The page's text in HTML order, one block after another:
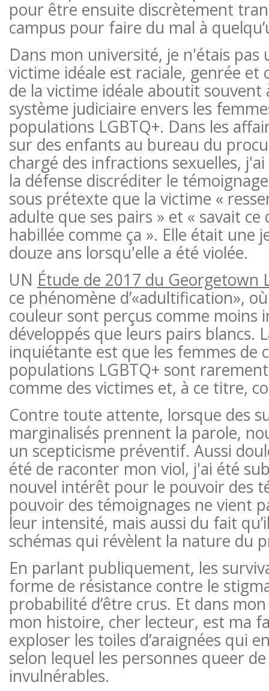
pour être ensuite discrètement
campus pour faire du mal à
Dans mon université, je n'étais pas
victime idéale est raciale, genrée et
de la victime idéale aboutit souvent
système judiciaire envers les
populations LGBTQ+. Dans les
sur des enfants au bureau du
chargé des infractions sexuelles,
la défense discréditer le
sous prétexte que la victime «
adulte que ses pairs » et « savait
habillée comme ça ». Elle était une
douze ans lorsqu'elle a été violée.
UN Étude de 2017 du Georgetown
ce phénomène d’«adultification»,
couleur sont perçus comme moins
développés que leurs pairs blancs.
inquiétante est que les femmes de
populations LGBTQ+ sont
comme des victimes et, à ce titre,
Contre toute attente, lorsque des
marginalisés prennent la parole,
un scepticisme préventif. Aussi
été de raconter mon viol, j'ai été
nouvel intérêt pour le pouvoir des
pouvoir des témoignages ne vient
leur intensité, mais aussi du fait
schémas qui révèlent la nature du
En parlant publiquement, les
forme de résistance contre le
probabilité d’être crus. Et dans
mon histoire, cher lecteur, est ma
exploser les toiles d’araignées qui
selon lequel les personnes queer
invulnérables.